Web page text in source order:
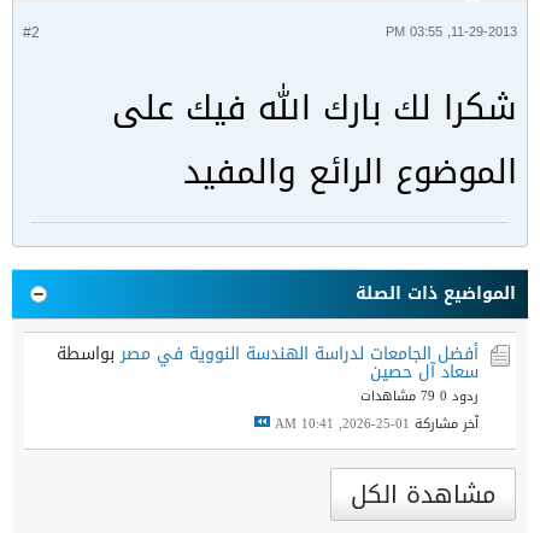
#2 11-29-2013, 03:55 PM
شكرا لك بارك الله فيك على
الموضوع الرائع والمفيد
المواضيع ذات الصلة
أفضل الجامعات لدراسة الهندسة النووية في مصر بواسطة
سعاد آل حصين
ردود 0
79 مشاهدات
آخر مشاركة 01-25-2026, 10:41 AM
مشاهدة الكل